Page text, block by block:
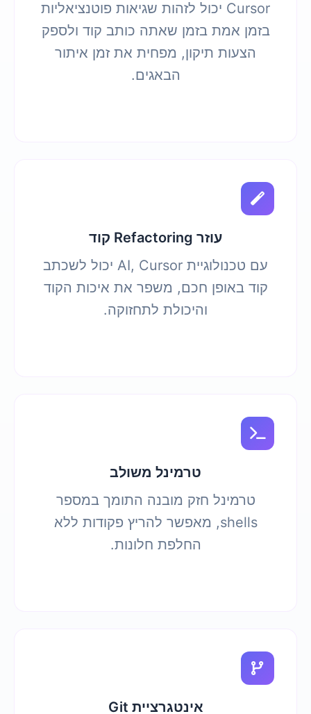
Cursor יכול לזהות שגיאות פוטנציאליות
בזמן אמת בזמן שאתה כותב קוד ולספק
הצעות תיקון, מפחית את זמן איתור
הבאגים.
עוזר Refactoring קוד
עם טכנולוגיית AI, Cursor יכול לשכתב
קוד באופן חכם, משפר את איכות הקוד
והיכולת לתחזוקה.
טרמינל משולב
טרמינל חזק מובנה התומך במספר
shells, מאפשר להריץ פקודות ללא
החלפת חלונות.
אינטגרציית Git